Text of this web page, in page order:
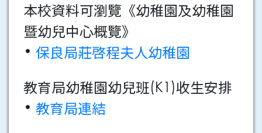
本校資料可瀏覽《幼稚園及幼稚園
暨幼兒中心概覽》
• 保良局莊啓程夫人幼稚園
教育局幼稚園幼兒班(K1)收生安排
• 教育局連結